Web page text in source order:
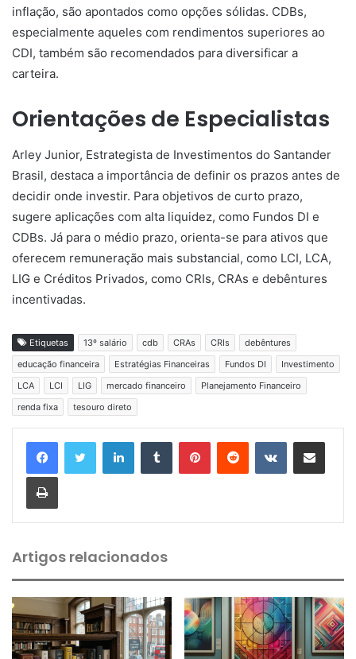
inflação, são apontados como opções sólidas. CDBs,
especialmente aqueles com rendimentos superiores ao
CDI, também são recomendados para diversificar a
carteira.
Orientações de Especialistas
Arley Junior, Estrategista de Investimentos do Santander
Brasil, destaca a importância de definir os prazos antes de
decidir onde investir. Para objetivos de curto prazo,
sugere aplicações com alta liquidez, como Fundos DI e
CDBs. Já para o médio prazo, orienta-se para ativos que
oferecem remuneração mais substancial, como LCI, LCA,
LIG e Créditos Privados, como CRIs, CRAs e debêntures
incentivadas.
Etiquetas 13º salário cdb CRAs CRIs
debêntures
educação financeira
Estratégias Financeiras Fundos DI
Investimento
LCA
LCI LIG mercado financeiro
Planejamento Financeiro
renda fixa
tesouro direto
Artigos relacionados